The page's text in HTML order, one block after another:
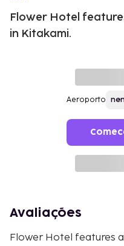
Flower Hotel
in Kitakami.
Aeroporto
Avaliações
Flower Hotel features